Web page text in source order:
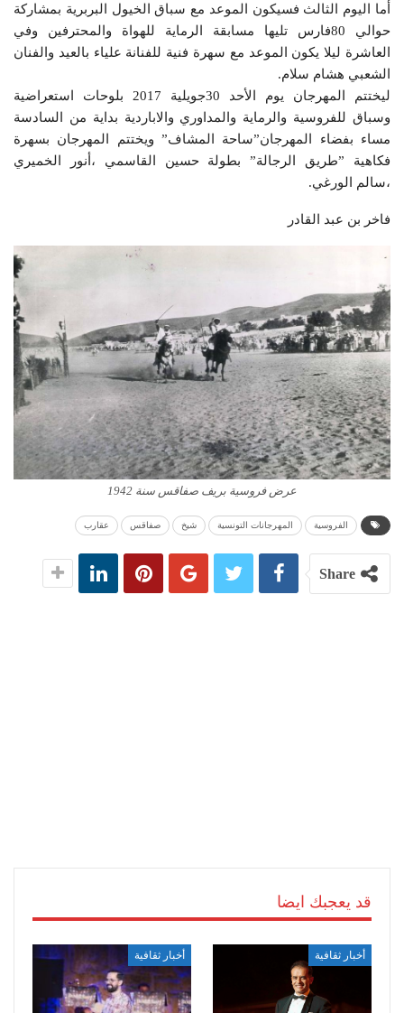
أما اليوم الثالث فسيكون الموعد مع سباق الخيول البربرية بمشاركة
حوالي 80فارس تليها مسابقة الرماية للهواة والمحترفين وفي
العاشرة ليلا يكون الموعد مع سهرة فنية للفنانة علياء بالعيد والفنان
الشعبي هشام سلام.
ليختتم المهرجان يوم الأحد 30جويلية 2017 بلوحات استعراضية
وسباق للفروسية والرماية والمداوري والاباردية بداية من السادسة
مساء بفضاء المهرجان”ساحة المشاف” ويختتم المهرجان بسهرة
فكاهية ”طريق الرجالة” بطولة حسين القاسمي ،أنور الخميري
،سالم الورغي.
فاخر بن عبد القادر
عرض فروسية بريف صفاقس سنة 1942
الفروسية المهرجانات التونسية شيخ صفاقس عقارب
Share
قد يعجبك ايضا
أخبار ثقافية أخبار ثقافية